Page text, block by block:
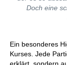
Doch eine
Ein besonderes
Kurses. Jede